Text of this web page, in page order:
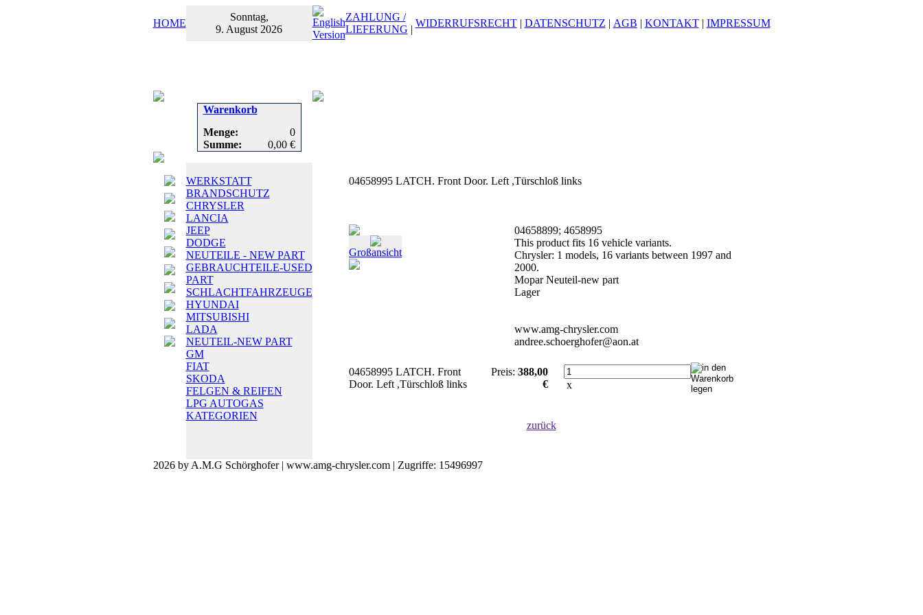
HOME
Sonntag,
9. August 2026
ZAHLUNG /
LIEFERUNG |
WIDERRUFSRECHT| DATENSCHUTZ | AGB | KONTAKT| IMPRESSUM
Warenkorb
Menge:
0
Summe:
0,00 €
WERKSTATT
BRANDSCHUTZ
CHRYSLER
LANCIA
JEEP
DODGE
NEUTEILE - NEW PART
GEBRAUCHTEILE-USED
PART
SCHLACHTFAHRZEUGE
HYUNDAI
MITSUBISHI
LADA
NEUTEIL-NEW PART
GM
FIAT
SKODA
FELGEN & REIFEN
LPG AUTOGAS
KATEGORIEN
04658995 LATCH. Front Door. Left ,Türschloß links
Großansicht
04658899; 4658995
This product fits 16 vehicle variants.
Chrysler: 1 models, 16 variants between 1997 and
2000.
Mopar Neuteil-new part
Lager
www.amg-chrysler.com
andree.schoerghofer@aon.at
04658995 LATCH. Front
Door. Left ,Türschloß links
Preis: 388,00
€
x
zurück
2026 by A.M.G Schörghofer | www.amg-chrysler.com | Zugriffe: 15496997